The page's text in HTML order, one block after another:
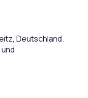
, Deutschland.